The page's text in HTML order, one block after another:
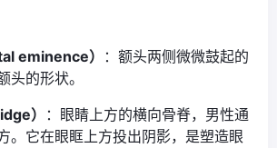
eminence）
：额头两侧微微鼓起的
头的形状。
）
：眼睛上方的横向骨脊，男性通
。它在眼眶上方投出阴影，是塑造眼